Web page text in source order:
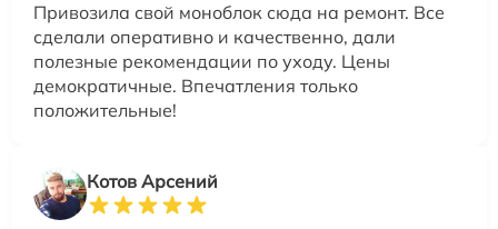
Привозила свой моноблок сюда на ремонт. Все
сделали оперативно и качественно, дали
полезные рекомендации по уходу. Цены
демократичные. Впечатления только
положительные!
Котов Арсений